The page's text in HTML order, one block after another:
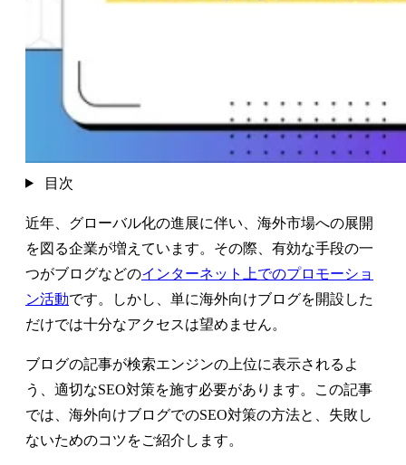
目次
近年、グローバル化の進展に伴い、海外市場への展開
を図る企業が増えています。その際、有効な手段の一
つがブログなどのインターネット上でのプロモーショ
ン活動です。しかし、単に海外向けブログを開設した
だけでは十分なアクセスは望めません。
ブログの記事が検索エンジンの上位に表示されるよ
う、適切なSEO対策を施す必要があります。この記事
では、海外向けブログでのSEO対策の方法と、失敗し
ないためのコツをご紹介します。